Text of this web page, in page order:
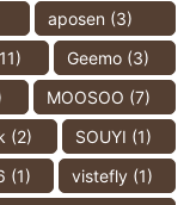
aposen (3)
Geemo(3)
MOOSOO (7)
(2) SOUYI (1)
(1) vistefly(1)